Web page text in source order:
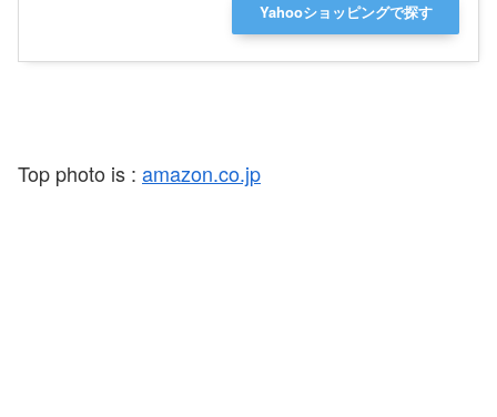
Yahooショッピングで探す
Top photo is : amazon.co.jp